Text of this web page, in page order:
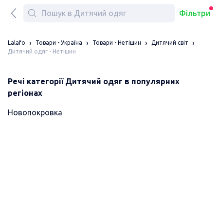
Фільтри
Lalafo Товари - Україна Товари - Нетішин
Дитячий світ
Дитячий одяг - Нетішин
Речі категорії Дитячий одяг в популярних
регіонах
Новопокровка